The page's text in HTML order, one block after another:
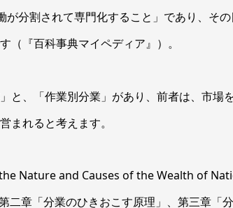
分割されて専門化すること」であり、その
（『百科事典マイペディア』）。
、「作業別分業」があり、前者は、市場を
まれると考えます。
Nature and Causes of the Wealth of
二章「分業のひきおこす原理」、第三章「